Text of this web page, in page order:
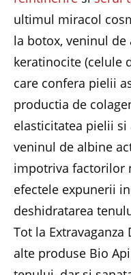
ultimul miracol
la botox, veninul
keratinocite (celule
care confera pielii
productia de
elasticitatea pielii
veninul de albine
impotriva factorilor
efectele expunerii
deshidratarea
Tot la Extravaganza
alte produse Bio